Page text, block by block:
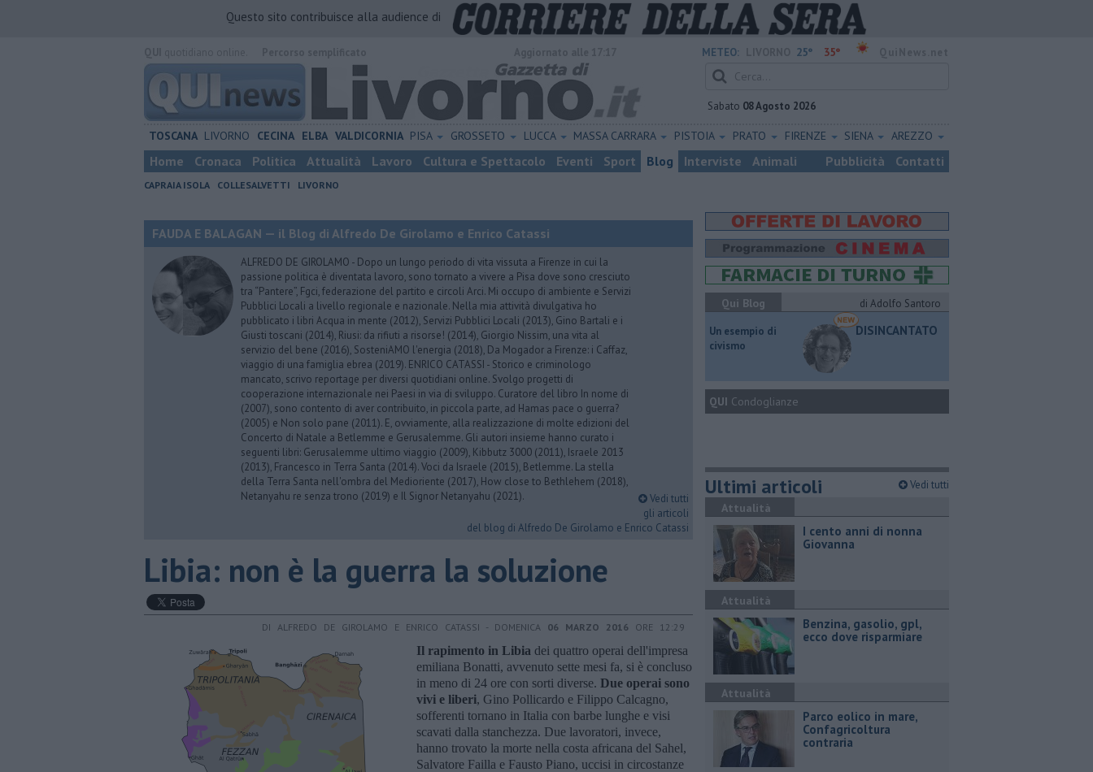
Questo sito contribuisce alla audience di
METEO: 25° 35°
Sabato 08 Agosto 2026
TOSCANA LIVORNO CECINA ELBA VALDICORNIA PISA GROSSETO LUCCA MASSA CARRARA PISTOIA PRATO FIRENZE SIENA AREZZO
Home Cronaca Politica Attualità Lavoro Cultura e Spettacolo Eventi Sport Blog Interviste Animali Pubblicità Contatti
CAPRAIA ISOLA COLLESALVETTI LIVORNO
FAUDA E BALAGAN — il Blog di Alfredo De Girolamo e Enrico Catassi
ALFREDO DE GIROLAMO - Dopo un lungo periodo di vita vissuta a Firenze in cui la
passione politica è diventata lavoro, sono tornato a vivere a Pisa dove sono cresciuto
tra “Pantere”, Fgci, federazione del partito e circoli Arci. Mi occupo di ambiente e Servizi
Pubblici Locali a livello regionale e nazionale. Nella mia attività divulgativa ho
pubblicato i libri Acqua in mente (2012), Servizi Pubblici Locali (2013), Gino Bartali e i
Giusti toscani (2014), Riusi: da rifiuti a risorse! (2014), Giorgio Nissim, una vita al
servizio del bene (2016), SosteniAMO l'energia (2018), Da Mogador a Firenze: i Caffaz,
viaggio di una famiglia ebrea (2019). ENRICO CATASSI - Storico e criminologo
mancato, scrivo reportage per diversi quotidiani online. Svolgo progetti di
cooperazione internazionale nei Paesi in via di sviluppo. Curatore del libro In nome di
(2007), sono contento di aver contribuito, in piccola parte, ad Hamas pace o guerra?
(2005) e Non solo pane (2011). E, ovviamente, alla realizzazione di molte edizioni del
Concerto di Natale a Betlemme e Gerusalemme. Gli autori insieme hanno curato i
seguenti libri: Gerusalemme ultimo viaggio (2009), Kibbutz 3000 (2011), Israele 2013
(2013), Francesco in Terra Santa (2014). Voci da Israele (2015), Betlemme. La stella
della Terra Santa nell'ombra del Medioriente (2017), How close to Bethlehem (2018),
Netanyahu re senza trono (2019) e Il Signor Netanyahu (2021).
Vedi tutti
gli articoli
del blog di Alfredo De Girolamo e Enrico Catassi
Libia: non è la guerra la soluzione
DI ALFREDO DE GIROLAMO E ENRICO CATASSI - DOMENICA 06 MARZO 2016 ORE 12:29
Il rapimento in Libia dei quattro operai dell'impresa
emiliana Bonatti, avvenuto sette mesi fa, si è concluso
in meno di 24 ore con sorti diverse. Due operai sono
vivi e liberi, Gino Pollicardo e Filippo Calcagno,
sofferenti tornano in Italia con barbe lunghe e visi
scavati dalla stanchezza. Due lavoratori, invece,
hanno trovato la morte nella costa africana del Sahel,
Salvatore Failla e Fausto Piano, uccisi in circostanze
Qui Blog
di Adolfo Santoro
​Un esempio di
civismo
DISINCANTATO
QUI Condoglianze
Ultimi articoli Vedi tutti
Attualità
I cento anni di nonna
Giovanna
Attualità
​Benzina, gasolio, gpl,
ecco dove risparmiare
Attualità
Parco eolico in mare,
Confagricoltura
contraria